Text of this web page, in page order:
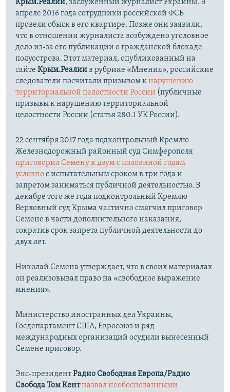
Крым.Реалии, заслуженный журналист Украины. В
апреле 2016 года сотрудники российской ФСБ
провели обыск в его квартире. Позже они заявили,
что в отношении журналиста возбуждено уголовное
дело из-за его публикации о гражданской блокаде
полуострова. Этот материал, опубликованный на
сайте Крым.Реалиив рубрике «Мнения», российские
следователи посчитали призывом кнарушению
территориальной целостности России (публичные
призывы к нарушению территориальной
целостности России (статья 280.1 УК России).
22 сентября 2017 года подконтрольный Кремлю
Железнодорожный районный суд Симферополя
приговорил Семену к двум с половиной годам
условнос испытательным сроком в три года и
запретом заниматься публичной деятельностью. В
декабре того же года подконтрольный Кремлю
Верховный суд Крыма частично смягчил приговор
Семене в части дополнительного наказания,
сократив срок запрета публичной деятельности до
двух лет.
Николай Семена утверждает, что в своих материалах
он реализовывал право на «свободное выражение
мнения».
Министерство иностранных дел Украины,
Госдепартамент США, Евросоюз и ряд
международных организаций осудили вынесенный
Семене приговор.
Экс-президентРадио Свободная Европа/Радио
Свобода Том Кентназвал необоснованными